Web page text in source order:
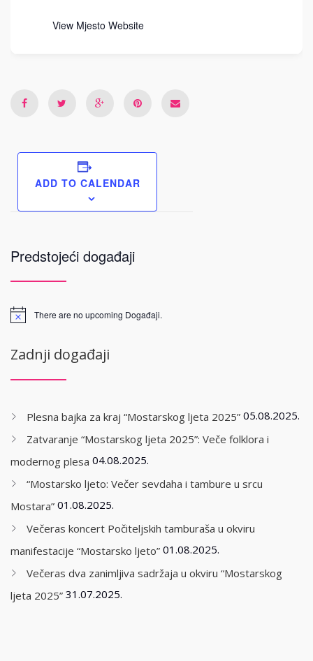
View Mjesto Website
ADD TO CALENDAR
Predstojeći događaji
There are no upcoming Događaji.
Zadnji događaji
Plesna bajka za kraj “Mostarskog ljeta 2025” 05.08.2025.
Zatvaranje “Mostarskog ljeta 2025”: Veče folklora i
modernog plesa 04.08.2025.
“Mostarsko ljeto: Večer sevdaha i tambure u srcu
Mostara” 01.08.2025.
Večeras koncert Počiteljskih tamburaša u okviru
manifestacije “Mostarsko ljeto” 01.08.2025.
Večeras dva zanimljiva sadržaja u okviru “Mostarskog
ljeta 2025” 31.07.2025.